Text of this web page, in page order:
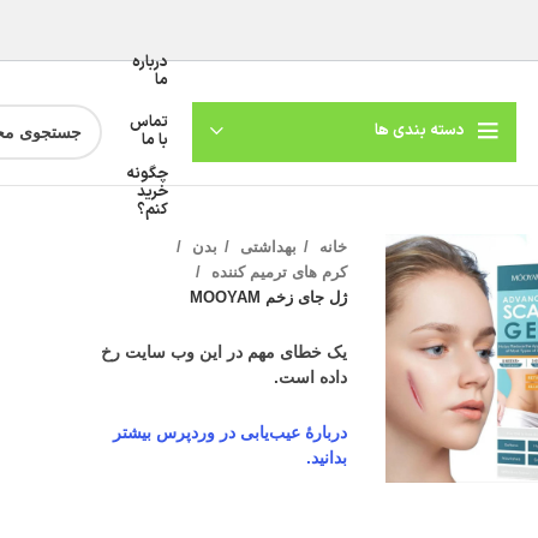
دسته بندی ها
درباره
ما
تماس
با ما
چگونه
خرید
کنم؟
تصویر
خانه بهداشتی
بدن
کرم های ترمیم کننده
ژل جای زخم MOOYAM
یک خطای مهم در این وب سایت رخ
داده است.
دربارهٔ عیب‌یابی در وردپرس بیشتر
بدانید.